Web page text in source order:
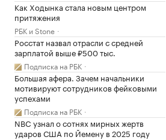
Как Ходынка стала новым центром
притяжения
РБК и Stone
Росстат назвал отрасли с средней
зарплатой выше ₽500 тыс.
Подписка на РБК
Большая афера. Зачем начальники
мотивируют сотрудников фейковыми
успехами
Подписка на РБК
NBC узнал о сотнях мирных жертв
ударов США по Йемену в 2025 году